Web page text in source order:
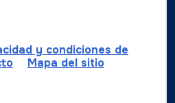
y condiciones de
Mapa del sitio